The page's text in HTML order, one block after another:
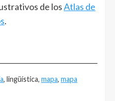
de losAtlas de
.
, lingüística, mapa, mapa